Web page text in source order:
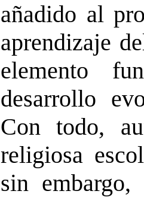
añadido al
aprendizaje
elemento
desarrollo
Con todo,
religiosa
sin